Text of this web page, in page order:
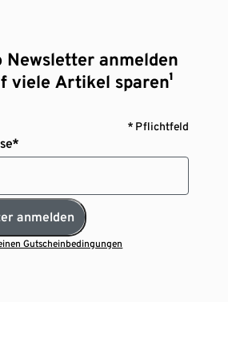
Newsletter anmelden
viele Artikel sparen¹
* Pflichtfeld
anmelden
Gutscheinbedingungen